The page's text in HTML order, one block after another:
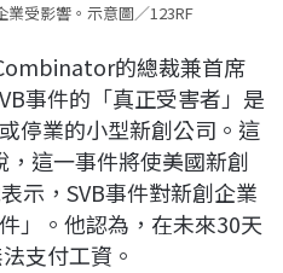
業受影響。示意圖／123RF
的總裁兼首席
事件的「真正受害者」是
停業的小型新創公司。這
這一事件將使美國新創
示，SVB事件對新創企業
」。他認為，在未來30天
支付工資。